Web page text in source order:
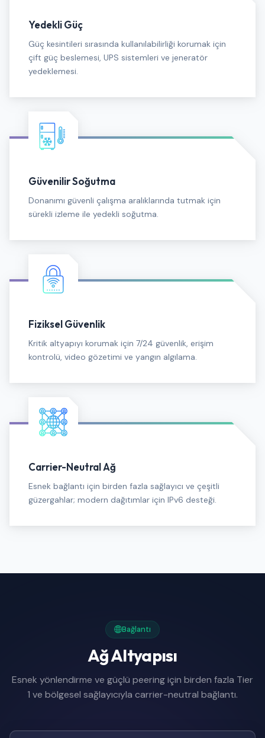
Yedekli Güç
Güç kesintileri sırasında kullanılabilirliği korumak için
çift güç beslemesi, UPS sistemleri ve jeneratör
yedeklemesi.
Güvenilir Soğutma
Donanımı güvenli çalışma aralıklarında tutmak için
sürekli izleme ile yedekli soğutma.
Fiziksel Güvenlik
Kritik altyapıyı korumak için 7/24 güvenlik, erişim
kontrolü, video gözetimi ve yangın algılama.
Carrier-Neutral Ağ
Esnek bağlantı için birden fazla sağlayıcı ve çeşitli
güzergahlar; modern dağıtımlar için IPv6 desteği.
Bağlantı
Ağ Altyapısı
Esnek yönlendirme ve güçlü peering için birden fazla Tier
1 ve bölgesel sağlayıcıyla carrier-neutral bağlantı.